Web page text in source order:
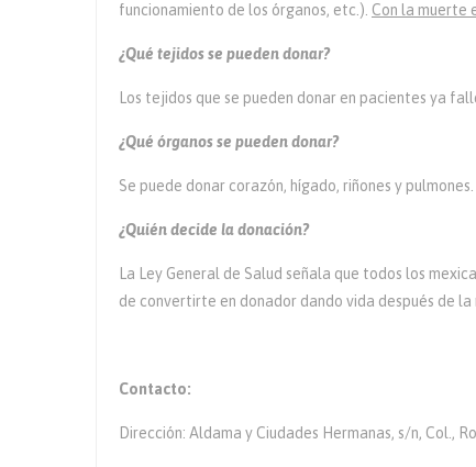
funcionamiento de los órganos, etc.). Con la muerte
¿Qué tejidos se pueden donar?
Los tejidos que se pueden donar en pacientes ya
¿Qué órganos se pueden donar?
Se puede donar corazón, hígado, riñones y pulmones.
¿Quién decide la donación?
La Ley General de Salud señala que todos los
de convertirte en donador dando vida después de
Contacto:
Dirección: Aldama y Ciudades Hermanas, s/n, Col.,